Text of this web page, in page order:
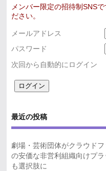
メンバー限定の招待制SNS
ださい。
メールアドレス
パスワード
次回から自動的にログイン
最近の投稿
劇場・芸術団体がクラウド
の安価な非営利組織向けプラ
も選択肢に